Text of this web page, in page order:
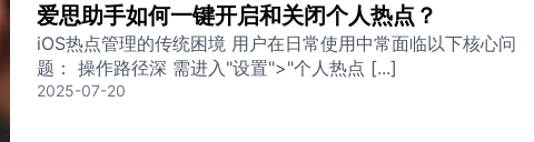
爱思助手如何一键开启和关闭个人热点？
iOS热点管理的传统困境 用户在日常使用中常面临以下核心问
题： 操作路径深 需进入"设置">"个人热点 [...]
2025-07-20